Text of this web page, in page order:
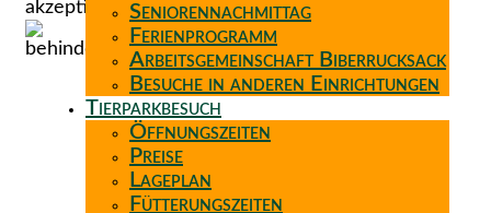
Seniorennachmittag
Ferienprogramm
Arbeitsgemeinschaft Biberrucksack
Besuche in anderen Einrichtungen
Tierparkbesuch
Öffnungszeiten
Preise
Lageplan
Fütterungszeiten